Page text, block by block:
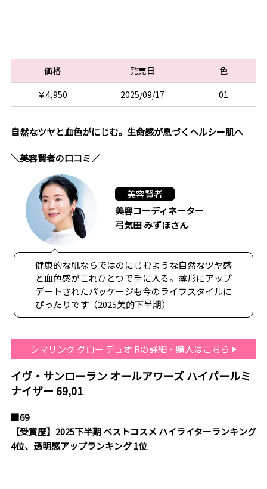
価格 発売日
色
￥4,950
2025/09/17 01
自然なツヤと血色がにじむ。生命感が息づくヘルシー肌へ
＼美容賢者の口コミ／
美容賢者
美容コーディネーター
弓気田 みずほさん
健康的な肌ならではのにじむような自然なツヤ感
と血色感がこれひとつで手に入る。薄形にアップ
デートされたパッケージも今のライフスタイルに
ぴったりです（2025美的下半期）
シマリング グロー デュオ Rの詳細・購入はこちら
イヴ・サンローラン オールアワーズ ハイパールミ
ナイザー 69,01
■69
【受賞歴】2025下半期 ベストコスメ ハイライターランキング
4位、透明感アップランキング 1位